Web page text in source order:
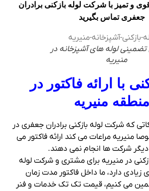
و تمیز با شرکت لوله بازکنی برادران
جعفری تماس بگیرید
تضمینی لوله های آشپزخانه در
منیریه
با ارائه فاکتور در
منطقه منیریه
که شرکت لوله بازکنی برادران جعفری در
منیریه مراعات می کند ارائه فاکتور می
شرکت ها انجام نمی دهند.
بازکنی در منیریه برای مشتری و شرکت لوله
زیادی دارد، ما داخل فاکتور مدت زمان
می کنیم، قیمت تک تک خدمات و فنر